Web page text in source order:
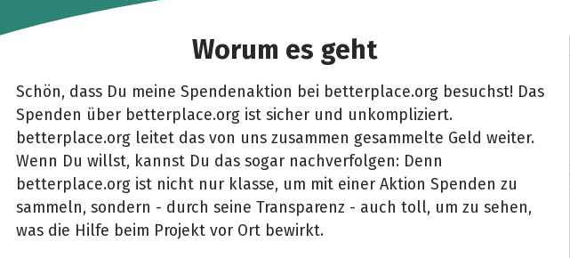
Worum es geht
Schön, dass Du meine Spendenaktion bei betterplace.org besuchst! Das
Spenden über betterplace.org ist sicher und unkompliziert.
betterplace.org leitet das von uns zusammen gesammelte Geld weiter.
Wenn Du willst, kannst Du das sogar nachverfolgen: Denn
betterplace.org ist nicht nur klasse, um mit einer Aktion Spenden zu
sammeln, sondern - durch seine Transparenz - auch toll, um zu sehen,
was die Hilfe beim Projekt vor Ort bewirkt.